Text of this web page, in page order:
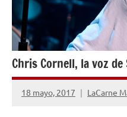
Chris Cornell, la voz
18 mayo, 2017 LaCarne
No